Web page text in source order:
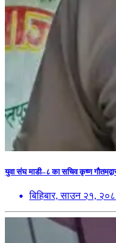
युवा संघ माडी–८ का सचिव कृष्ण
बिहिबार, साउन २१,